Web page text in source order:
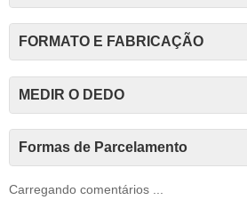
FORMATO E FABRICAÇÃO
MEDIR O DEDO
Formas de Parcelamento
Carregando comentários ...